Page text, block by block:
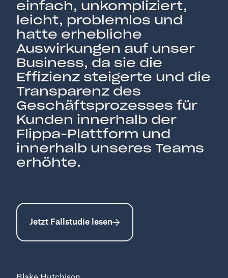
einfach, unkompliziert,
leicht, problemlos und
hatte erhebliche
Auswirkungen auf unser
Business, da sie die
Effizienz steigerte und die
Transparenz des
Geschäftsprozesses für
Kunden innerhalb der
Flippa-Plattform und
innerhalb unseres Teams
erhöhte.
Jetzt Fallstudie lesen